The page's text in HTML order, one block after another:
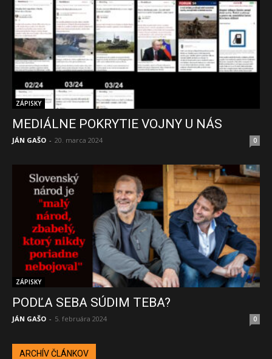
ZÁPISKY
MEDIÁLNE POKRYTIE VOJNY U NÁS
JÁN GAŠO - 20. marca 2024 0
ZÁPISKY
PODĽA SEBA SÚDIM TEBA?
JÁN GAŠO - 5. februára 2024 0
ARCHÍV ČLÁNKOV